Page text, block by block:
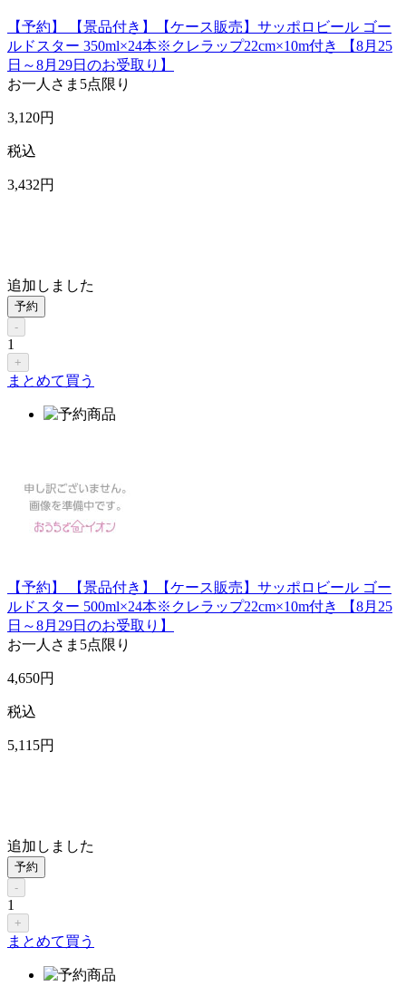
【予約】 【景品付き】【ケース販売】サッポロビール ゴー
ルドスター 350ml×24本※クレラップ22cm×10m付き 【8月25
日～8月29日のお受取り】
お一人さま 5点限り
3,120円
税込
3,432円
追加しました
予約
-
1
+
まとめて買う
【予約】 【景品付き】【ケース販売】サッポロビール ゴー
ルドスター 500ml×24本※クレラップ22cm×10m付き 【8月25
日～8月29日のお受取り】
お一人さま 5点限り
4,650円
税込
5,115円
追加しました
予約
-
1
+
まとめて買う